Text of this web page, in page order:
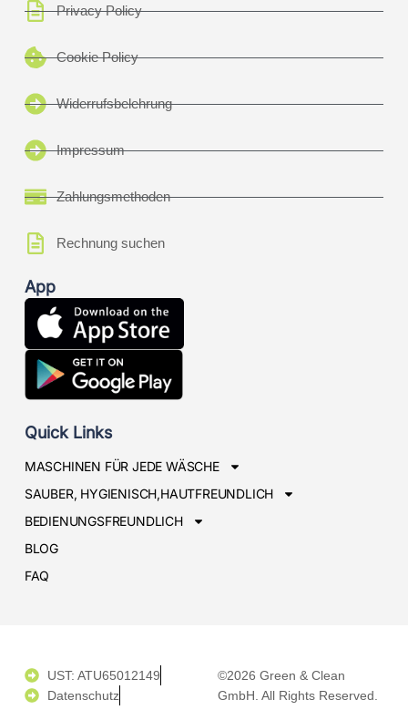
Privacy Policy
Cookie Policy
Widerrufsbelehrung
Impressum
Zahlungsmethoden
Rechnung suchen
App
Quick Links
MASCHINEN FÜR JEDE WÄSCHE
SAUBER, HYGIENISCH,HAUTFREUNDLICH
BEDIENUNGSFREUNDLICH
BLOG
FAQ
UST: ATU65012149
Datenschutz
©2026 Green & Clean
GmbH. All Rights Reserved.